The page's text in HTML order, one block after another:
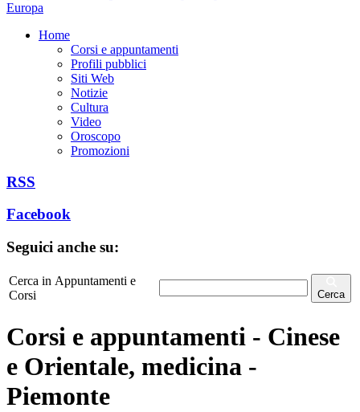
Home
Corsi e appuntamenti
Profili pubblici
Siti Web
Notizie
Cultura
Video
Oroscopo
Promozioni
RSS
Facebook
Seguici anche su:
Cerca in Appuntamenti e
Corsi
Cerca
Corsi e appuntamenti - Cinese
e Orientale, medicina -
Piemonte